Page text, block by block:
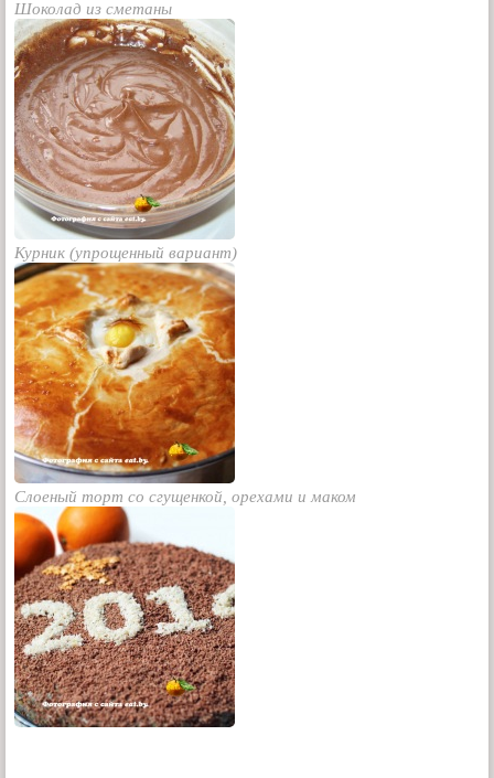
Шоколад из сметаны
Курник (упрощенный вариант)
Слоеный торт со сгущенкой, орехами и маком